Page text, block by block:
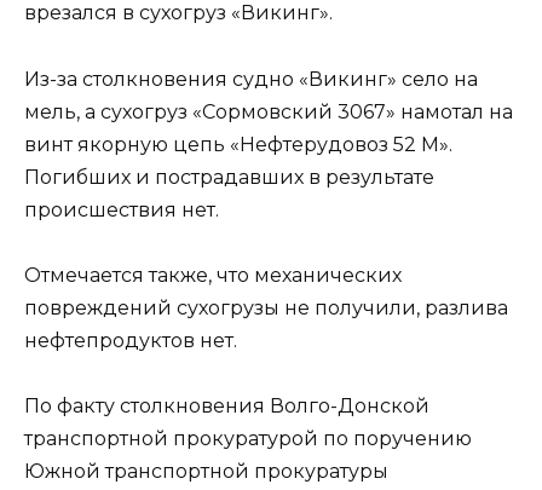
врезался в сухогруз «Викинг».
Из-за столкновения судно «Викинг» село на
мель, а сухогруз «Сормовский 3067» намотал на
винт якорную цепь «Нефтерудовоз 52 М».
Погибших и пострадавших в результате
происшествия нет.
Отмечается также, что механических
повреждений сухогрузы не получили, разлива
нефтепродуктов нет.
По факту столкновения Волго-Донской
транспортной прокуратурой по поручению
Южной транспортной прокуратуры